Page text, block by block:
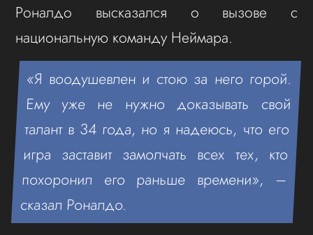
Роналдо высказался о вызове с
национальную команду Неймара.
«Я воодушевлен и стою за него горой.
Ему уже не нужно доказывать свой
талант в 34 года, но я надеюсь, что его
игра заставит замолчать всех тех, кто
похоронил его раньше времени», –
сказал Роналдо.